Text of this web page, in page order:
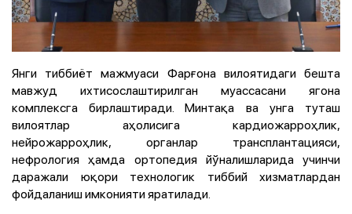
Янги тиббиёт мажмуаси Фарғона вилоятидаги бешта
мавжуд ихтисослаштирилган муассасани ягона
комплексга бирлаштиради. Минтақа ва унга туташ
вилоятлар аҳолисига кардиожарроҳлик,
нейрожарроҳлик, органлар трансплантацияси,
нефрология ҳамда ортопедия йўналишларида учинчи
даражали юқори технологик тиббий хизматлардан
фойдаланиш имконияти яратилади.